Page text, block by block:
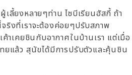
เลี้ยงหลายๆท่าน ไซบีเรียนฮัสกี้ ถ้า
ริงที่เราจะต้องค่อยๆปรับสภาพ
าเคยชินกับอากาศในบ้านเรา แต่เมื่อ
ยแล้ว สุนัขได้มีการปรับตัวและคุ้นชิน